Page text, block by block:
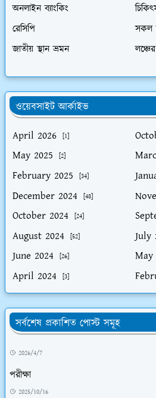
অনলাইন ব্যাংকিং
রেসিপি
সকল
জাতীয় স্থান ভ্রমন
ওয়েবসাইট আর্কাইভ
April 2026
[1]
May 2025 [2]
February 2025 [34]
December 2024 [48]
October 2024 [24]
August 2024 [52] July
June 2024 [26] May
April 2024 [3]
সর্বশেষ প্রকাশিত পোস্ট সমূহ
2026/4/7
পরীক্ষা
2025/10/16